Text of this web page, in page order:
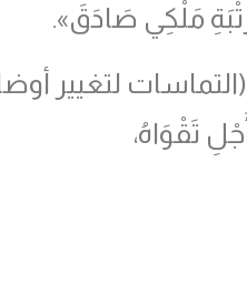
مَلْكِي صَادَقَ».
لتغيير
تَقْوَاهُ،